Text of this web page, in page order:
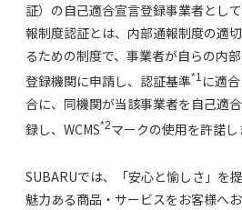
証）の自己適合宣言登録事業者とし
報制度認証とは、内部通報制度の適
るための制度で、事業者が自らの内
登録機関に申請し、認証基準*1 に適
合に、同機関が当該事業者を自己適
録し、WCMS*2マークの使用を許諾し
SUBARUでは、「安心と愉しさ」を
魅力ある商品・サービスをお客様へ